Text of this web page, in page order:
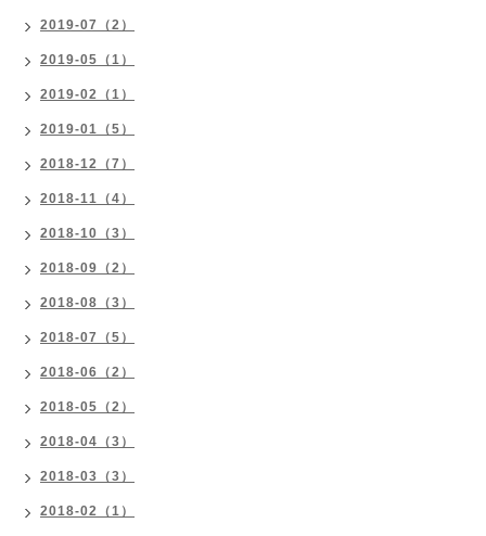
2019-07（2）
2019-05（1）
2019-02（1）
2019-01（5）
2018-12（7）
2018-11（4）
2018-10（3）
2018-09（2）
2018-08（3）
2018-07（5）
2018-06（2）
2018-05（2）
2018-04（3）
2018-03（3）
2018-02（1）